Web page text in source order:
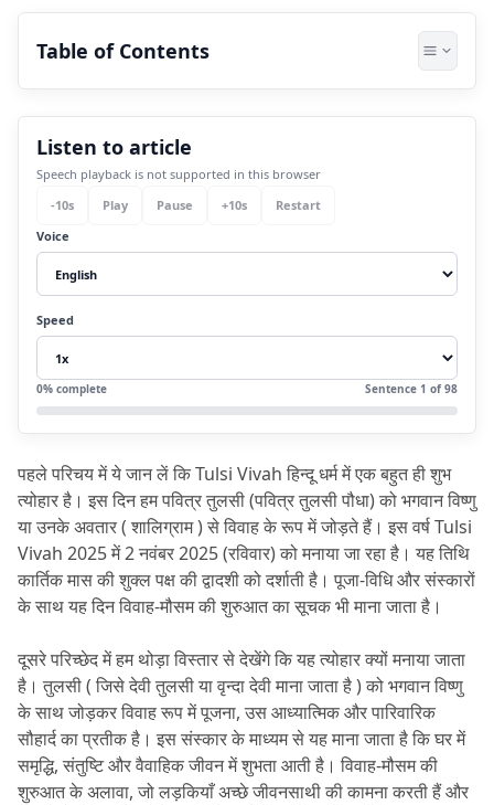
Table of Contents
1.tulsi vivah क्यों मनाया जाता है ?
1.11. तिथि और शुभ मुहूर्त
1.22. पूजा-विधि एवं प्रक्रिया
1.44. किस तरह से तैयार करें और क्या-क्या ध्यान रखें
2.FAQs
2.1प्रश्न 1. Tulsi Vivah 2025 कब मनाया जाएगा?
2.2प्रश्न 2. Tulsi Vivah 2025 का महत्व क्या है?
2.3प्रश्न 3. तुलसी विवाह क्यों किया जाता है?
2.5प्रश्न 5. अविवाहित लोग तुलसी विवाह क्यों करते हैं?
Listen to article
Speech playback is not supported in this browser
-10s Play Pause +10s
Restart
Voice
Speed
0% complete Sentence 1 of 98
पहले परिचय में ये जान लें कि Tulsi Vivah हिन्दू धर्म में एक बहुत ही शुभ
त्योहार है। इस दिन हम पवित्र तुलसी (पवित्र तुलसी पौधा) को भगवान विष्णु
या उनके अवतार ( शालिग्राम ) से विवाह के रूप में जोड़ते हैं। इस वर्ष Tulsi
Vivah 2025 में 2 नवंबर 2025 (रविवार) को मनाया जा रहा है। यह तिथि
कार्तिक मास की शुक्ल पक्ष की द्वादशी को दर्शाती है। पूजा-विधि और संस्कारों
के साथ यह दिन विवाह-मौसम की शुरुआत का सूचक भी माना जाता है।
दूसरे परिच्छेद में हम थोड़ा विस्तार से देखेंगे कि यह त्योहार क्यों मनाया जाता
है। तुलसी ( जिसे देवी तुलसी या वृन्दा देवी माना जाता है ) को भगवान विष्णु
के साथ जोड़कर विवाह रूप में पूजना, उस आध्यात्मिक और पारिवारिक
सौहार्द का प्रतीक है। इस संस्कार के माध्यम से यह माना जाता है कि घर में
समृद्धि, संतुष्टि और वैवाहिक जीवन में शुभता आती है। विवाह-मौसम की
शुरुआत के अलावा, जो लड़कियाँ अच्छे जीवनसाथी की कामना करती हैं और